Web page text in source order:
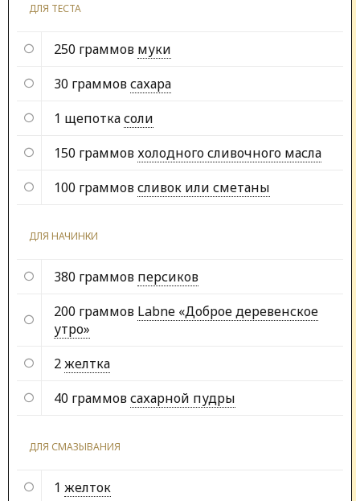
ДЛЯ ТЕСТА
250 граммов муки
30 граммовсахара
1 щепоткасоли
150 граммовхолодного сливочного масла
100 граммовсливок или сметаны
ДЛЯ НАЧИНКИ
380 граммов персиков
200 граммов Labne «Доброе деревенское
утро»
2желтка
40 граммовсахарной пудры
ДЛЯ СМАЗЫВАНИЯ
1 желток